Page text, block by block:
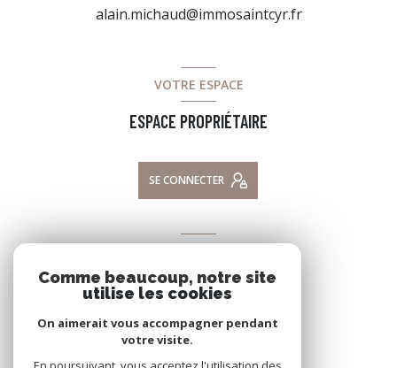
alain.michaud@immosaintcyr.fr
VOTRE ESPACE
ESPACE PROPRIÉTAIRE
SE CONNECTER
NOUS ADHÉRONS
Comme beaucoup, notre site
utilise les cookies
On aimerait vous accompagner pendant
votre visite.